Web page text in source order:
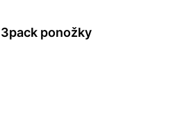
3pack ponožky